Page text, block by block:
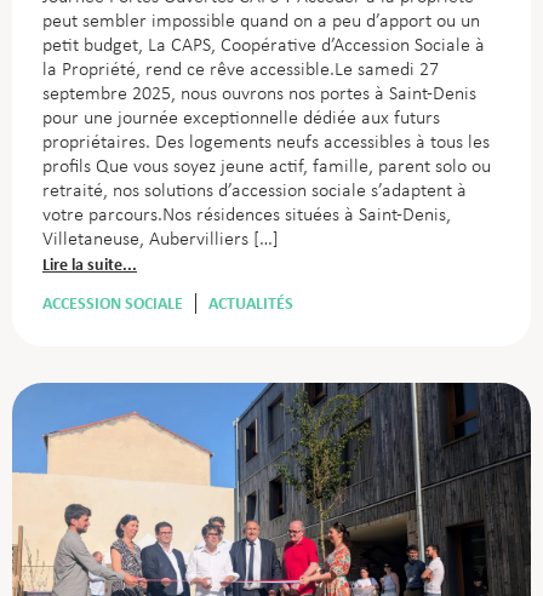
peut sembler impossible quand on a peu d’apport ou un
petit budget, La CAPS, Coopérative d’Accession Sociale à
la Propriété, rend ce rêve accessible.Le samedi 27
septembre 2025, nous ouvrons nos portes à Saint-Denis
pour une journée exceptionnelle dédiée aux futurs
propriétaires. Des logements neufs accessibles à tous les
profils Que vous soyez jeune actif, famille, parent solo ou
retraité, nos solutions d’accession sociale s’adaptent à
votre parcours.Nos résidences situées à Saint-Denis,
Villetaneuse, Aubervilliers […]
Lire la suite...
ACCESSION SOCIALE
ACTUALITÉS